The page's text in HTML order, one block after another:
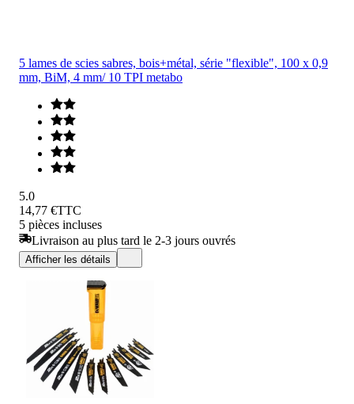
5 lames de scies sabres, bois+métal, série "flexible", 100 x 0,9
mm, BiM, 4 mm/ 10 TPI metabo
5.0
14,77 €TTC
5 pièces incluses
Livraison au plus tard le 2-3 jours ouvrés
Afficher les détails